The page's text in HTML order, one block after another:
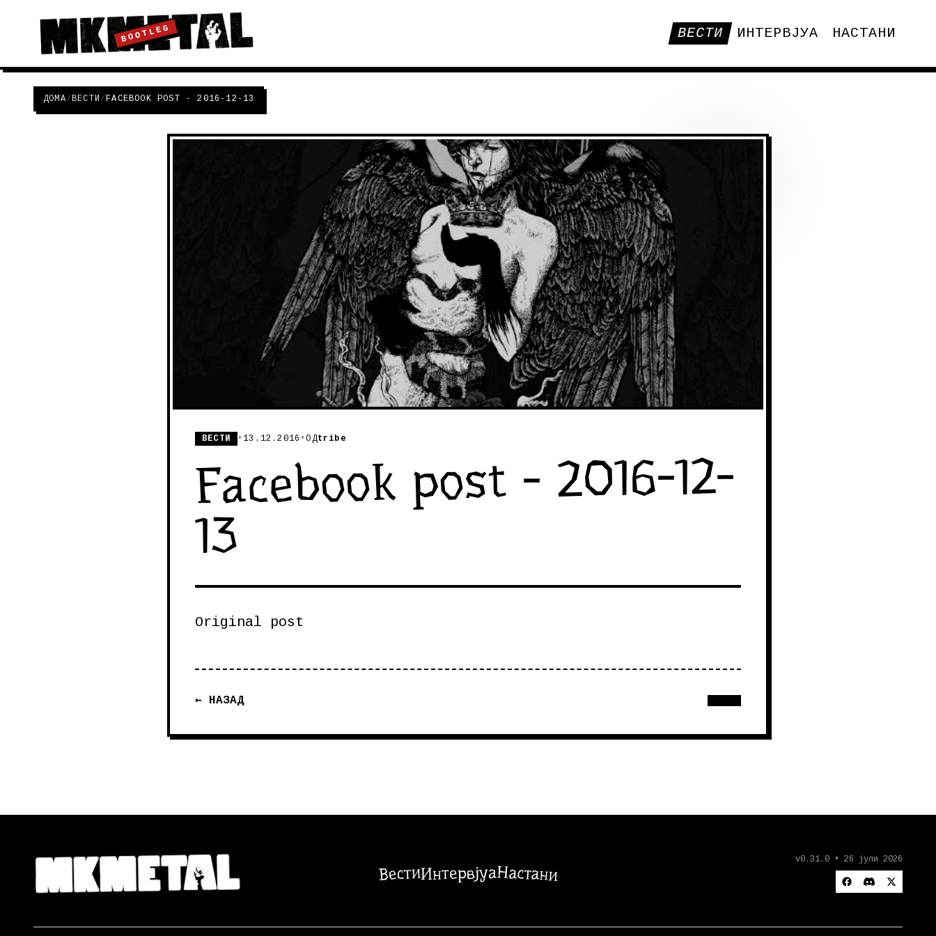
BOOTLEG ВЕСТИ ИНТЕРВЈУА НАСТАНИ
ДОМА/ВЕСТИ /FACEBOOK POST - 2016-12-13
ВЕСТИ • 13.12.2016 •ОДtribe
Facebook post - 2016-12-
13
Original post
← НАЗАД
ВестиИнтервјуаНастани
v0.31.0 • 26 јули 2026